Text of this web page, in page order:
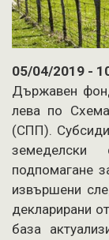
05/04/2019 -
Държавен
лева по
(СПП).
земеделски
подпомагане
извършени
декларирани
база